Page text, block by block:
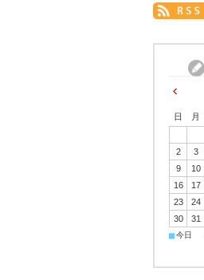
日 月
2
3
9
10
16
17
23
24
30
31
■今日